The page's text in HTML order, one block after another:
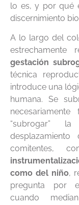
lo es, y por qué
discernimiento
A lo largo del
estrechamente
gestación
técnica
introduce una
humana. Se
“subrogar”
comitentes,
como del niño,
pregunta por
cuando